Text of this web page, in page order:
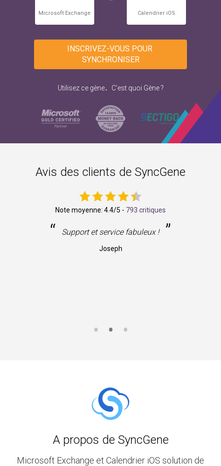
Microsoft Exchange Calendrier iOS
INSCRIVEZ-VOUS POUR
SYNCHRONISER
Utilisez ce gène. C'est quoi Gène ?
Avis des clients de SyncGene
Note moyenne: 4.4/5 - 793 critiques
“ Support et service fabuleux ! ”
Joseph
A propos de SyncGene
Microsoft Exchange et Calendrier iOS solution de